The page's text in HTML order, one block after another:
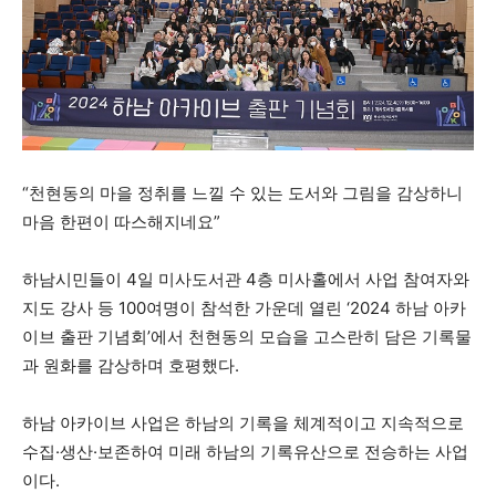
“천현동의 마을 정취를 느낄 수 있는 도서와 그림을 감상하니
마음 한편이 따스해지네요”
하남시민들이 4일 미사도서관 4층 미사홀에서 사업 참여자와
지도 강사 등 100여명이 참석한 가운데 열린 ‘2024 하남 아카
이브 출판 기념회’에서 천현동의 모습을 고스란히 담은 기록물
과 원화를 감상하며 호평했다.
하남 아카이브 사업은 하남의 기록을 체계적이고 지속적으로
수집·생산·보존하여 미래 하남의 기록유산으로 전승하는 사업
이다.